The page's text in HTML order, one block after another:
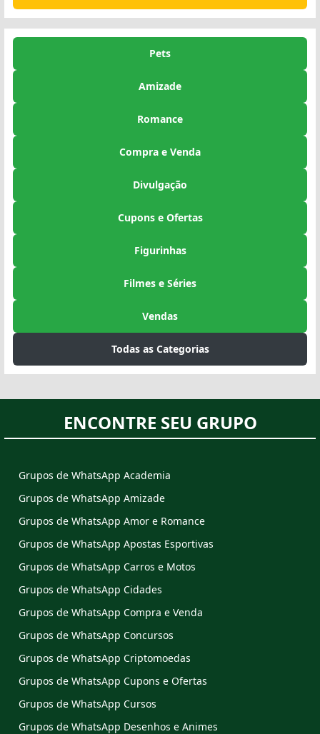
Pets
Amizade
Romance
Compra e Venda
Divulgação
Cupons e Ofertas
Figurinhas
Filmes e Séries
Vendas
Todas as Categorias
ENCONTRE SEU GRUPO
Grupos de WhatsApp Academia
Grupos de WhatsApp Amizade
Grupos de WhatsApp Amor e Romance
Grupos de WhatsApp Apostas Esportivas
Grupos de WhatsApp Carros e Motos
Grupos de WhatsApp Cidades
Grupos de WhatsApp Compra e Venda
Grupos de WhatsApp Concursos
Grupos de WhatsApp Criptomoedas
Grupos de WhatsApp Cupons e Ofertas
Grupos de WhatsApp Cursos
Grupos de WhatsApp Desenhos e Animes